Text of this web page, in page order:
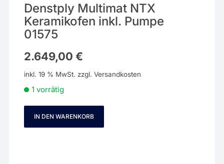
Denstply Multimat NTX
Keramikofen inkl. Pumpe
01575
2.649,00€
inkl. 19 % MwSt. zzgl.Versandkosten
1 vorrätig
Denstply
IN DEN WARENKORB